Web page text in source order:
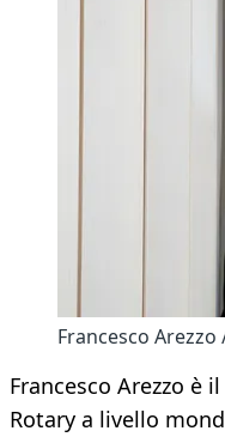
Francesco
Francesco Arezzo è
Rotary a livello